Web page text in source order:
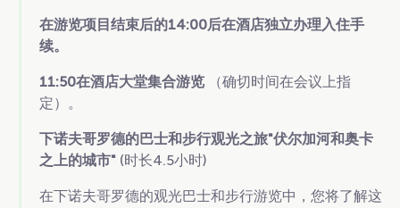
在游览项目结束后的14:00后在酒店独立办理入住手
续。
11:50在酒店大堂集合游览 （确切时间在会议上指
定）。
下诺夫哥罗德的巴士和步行观光之旅"伏尔加河和奥卡
之上的城市" (时长4.5小时)
在下诺夫哥罗德的观光巴士和步行游览中，您将了解这